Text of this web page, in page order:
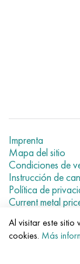
Imprenta
Mapa del sitio
Condiciones de
Instrucción de
Política de
Current metal
© 2007–2026
El uso de los
Al visitar este sitio
cookies. Más
Hastelloy b2
Hastelloy b3
hastelloy c22
AM-355 - ams
Custom 450® -
Ascoloy griego
ac35g2,
38x2n2ma,
40hn2ma,
38HN3MFA,
40G, 40Mn4,
40ХН, 36NiCr6,